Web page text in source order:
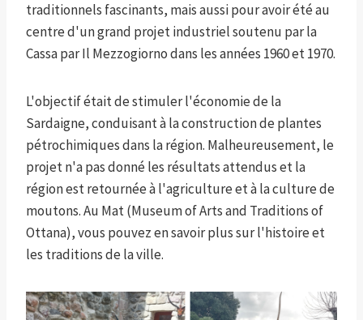
traditionnels fascinants, mais aussi pour avoir été au
centre d'un grand projet industriel soutenu par la
Cassa par Il Mezzogiorno dans les années 1960 et 1970.
L'objectif était de stimuler l'économie de la
Sardaigne, conduisant à la construction de plantes
pétrochimiques dans la région. Malheureusement, le
projet n'a pas donné les résultats attendus et la
région est retournée à l'agriculture et à la culture de
moutons. Au Mat (Museum of Arts and Traditions of
Ottana), vous pouvez en savoir plus sur l'histoire et
les traditions de la ville.